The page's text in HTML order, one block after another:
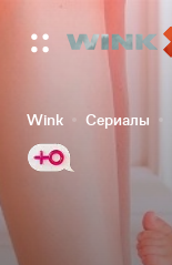
Wink Сериалы